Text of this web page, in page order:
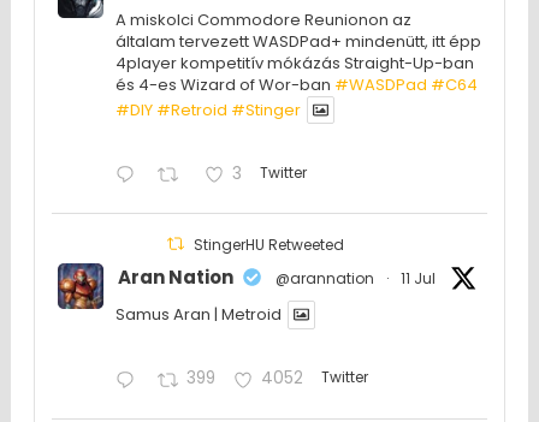
A miskolci Commodore Reunionon az
általam tervezett WASDPad+ mindenütt, itt épp
4player kompetitív mókázás Straight-Up-ban
és 4-es Wizard of Wor-ban #WASDPad #C64
#DIY #Retroid #Stinger
3 Twitter
StingerHU Retweeted
Aran Nation @arannation · 11 Jul
Samus Aran | Metroid
399 4052 Twitter